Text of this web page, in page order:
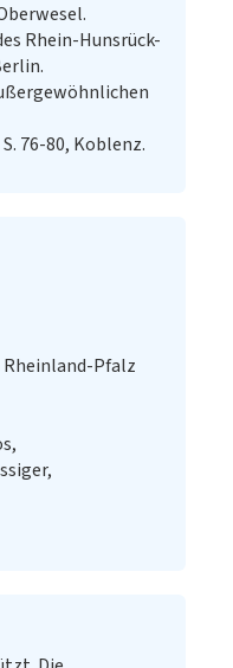
Rhein-Hunsrück-
76-80, Koblenz.
Rheinland-Pfalz